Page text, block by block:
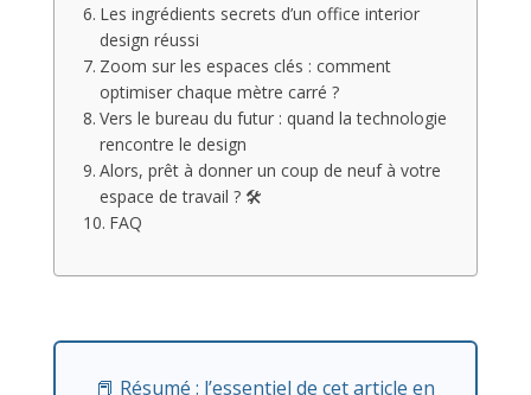
Les ingrédients secrets d’un office interior
design réussi
Zoom sur les espaces clés : comment
optimiser chaque mètre carré ?
Vers le bureau du futur : quand la technologie
rencontre le design
Alors, prêt à donner un coup de neuf à votre
espace de travail ? 🛠️
FAQ
📕 Résumé : l’essentiel de cet article en